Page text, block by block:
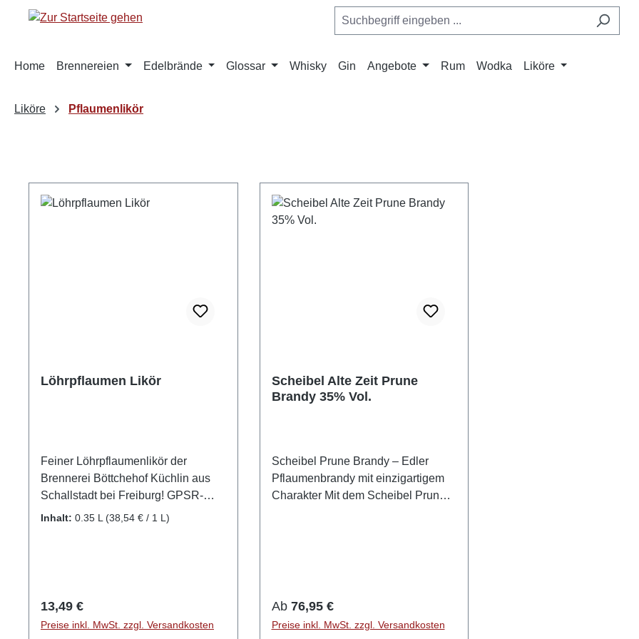
Zur Hauptnavigation springen
Home Brennereien Edelbrände Glossar Whisky Gin Angebote Rum Wodka Liköre
Liköre Pflaumenlikör
Löhrpflaumen Likör
Feiner Löhrpflaumenlikör der
Brennerei Böttchehof Küchlin aus
Schallstadt bei Freiburg! GPSR-
Informationen HerstellerFirma:
http://boettchehof.de/
Inhalt: 0.35 L (38,54 € / 1 L)
Regulärer Preis:
13,49 €
Preise inkl. MwSt. zzgl. Versandkosten
Scheibel Alte Zeit Prune
Brandy 35% Vol.
Scheibel Prune Brandy – Edler
Pflaumenbrandy mit einzigartigem
Charakter Mit dem Scheibel Prune
außergewöhnliche Rezeptur: Die
Basis bildet die seltene Zibarte, eine
Regulärer Preis:
Ab 76,95 €
Preise inkl. MwSt. zzgl. Versandkosten